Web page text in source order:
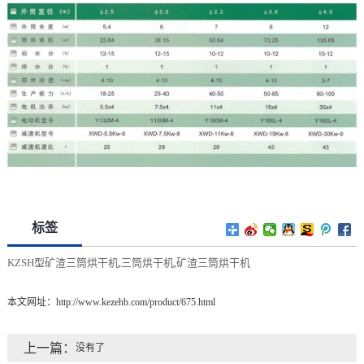
标签
KZSH型矿渣三筒烘干机,三筒烘干机,矿渣三筒烘干机
本文网址： http://www.kezehb.com/product/675.html
上一篇： 没有了